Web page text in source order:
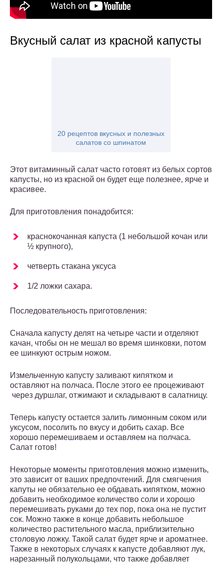
Вкусный салат из красной капусты
20 рецептов вкусных и полезных
салатов со шпинатом
Этот витаминный салат часто готовят из белых сортов
капусты, но из красной он будет еще полезнее, ярче и
красивее.
Для приготовления понадобится:
краснокочанная капуста (1 небольшой кочан или
½ крупного),
четверть стакана уксуса
1/2 ложки сахара.
Последовательность приготовления:
Сначала капусту делят на четыре части и отделяют
качан, чтобы он не мешал во время шинковки, потом
ее шинкуют острым ножом.
Измельченную капусту заливают кипятком и
оставляют на полчаса. После этого ее процеживают
через дуршлаг, отжимают и складывают в салатницу.
Теперь капусту остается залить лимонным соком или
уксусом, посолить по вкусу и добить сахар. Все
хорошо перемешиваем и оставляем на полчаса.
Салат готов!
Некоторые моменты приготовления можно изменить,
это зависит от ваших предпочтений. Для смягчения
капуты не обязательно ее обдавать кипятком, можно
добавить необходимое количество соли и хорошо
перемешивать руками до тех пор, пока она не пустит
сок. Можно также в конце добавить небольшое
количество растительного масла, приблизительно
столовую ложку. Такой салат будет ярче и ароматнее.
Также в некоторых случаях к капусте добавляют лук,
нарезанный полукольцами, что также добавляет